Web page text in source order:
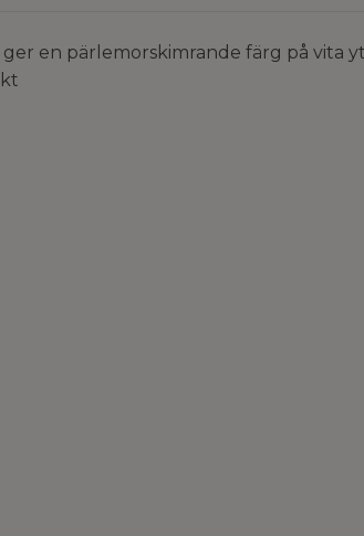
en pärlemorskimrande färg på vita